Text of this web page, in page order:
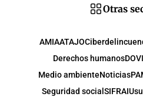
Otras
AMIAATAJO
Derechos humanos
Medio ambienteNoticias
Seguridad social SIFRAI